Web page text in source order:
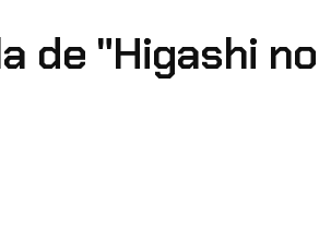
de "Higashi